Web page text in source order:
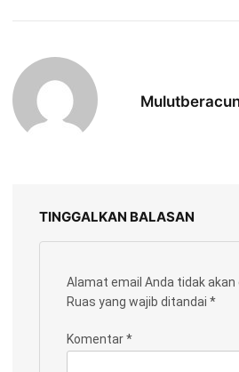
TINGGALKAN BALASAN
Alamat email Anda tidak akan
Ruas yang wajib ditandai *
Komentar*